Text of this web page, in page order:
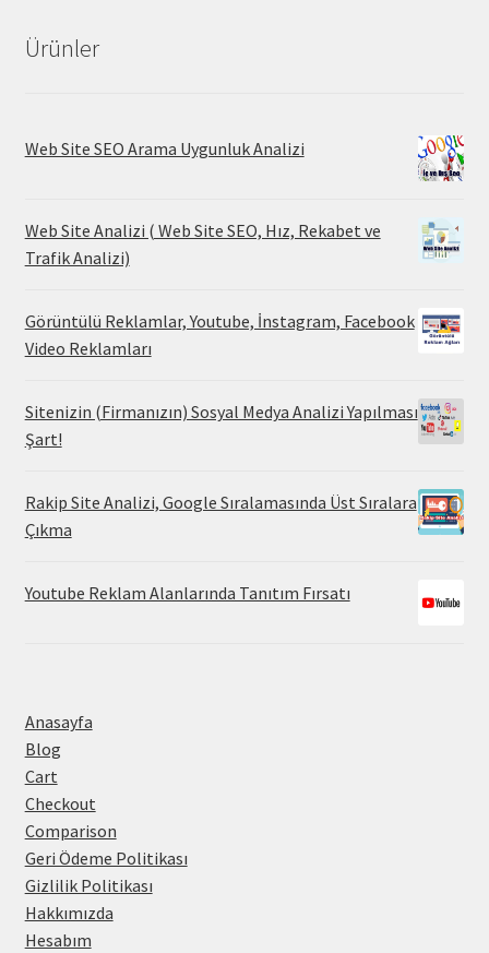
Ürünler
Web Site SEO Arama Uygunluk Analizi
Web Site Analizi ( Web Site SEO, Hız, Rekabet ve
Trafik Analizi)
Görüntülü Reklamlar, Youtube, İnstagram, Facebook
Video Reklamları
Sitenizin (Firmanızın) Sosyal Medya Analizi Yapılması
Şart!
Rakip Site Analizi, Google Sıralamasında Üst Sıralara
Çıkma
Youtube Reklam Alanlarında Tanıtım Fırsatı
Anasayfa
Blog
Cart
Checkout
Comparison
Geri Ödeme Politikası
Gizlilik Politikası
Hakkımızda
Hesabım